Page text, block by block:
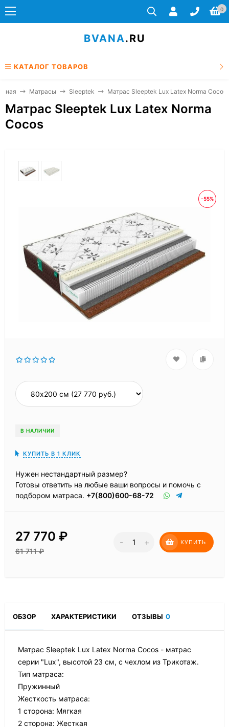
0
BVANA.RU
КАТАЛОГ ТОВАРОВ
Матрасы Sleeptek Матрас Sleeptek Lux Latex Norma Cocos
Матрас Sleeptek Lux Latex Norma
Cocos
-55%
В НАЛИЧИИ
КУПИТЬ В 1 КЛИК
Нужен нестандартный размер?
Готовы ответить на любые ваши вопросы и помочь с
подбором матраса. +7(800)600-68-72
27 770 ₽
61 711₽
- + КУПИТЬ
ОБЗОР ХАРАКТЕРИСТИКИ ОТЗЫВЫ 0
Матрас Sleeptek Lux Latex Norma Cocos - матрас
серии "Lux", высотой 23 см, с чехлом из Трикотаж.
Тип матраса:
Пружинный
Жесткость матраса:
1 сторона: Мягкая
2 сторона: Жесткая